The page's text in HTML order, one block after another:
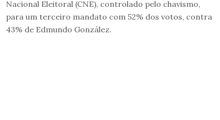
Nacional Eleitoral (CNE), controlado pelo chavismo,
para um terceiro mandato com 52% dos votos, contra
43% de Edmundo González.